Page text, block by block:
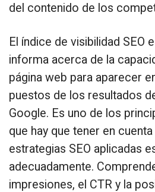
del contenido de los
El índice de visibilidad SEO
informa acerca de la
página web para aparecer
puestos de los resultados
Google. Es uno de los
que hay que tener en
estrategias SEO aplicadas
adecuadamente.
impresiones, el CTR y la